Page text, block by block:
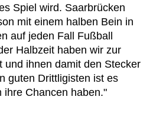
Spiel wird. Saarbrücken
mit einem halben Bein in
auf jeden Fall Fußball
Halbzeit haben wir zur
und ihnen damit den Stecker
guten Drittligisten ist es
ihre Chancen haben."